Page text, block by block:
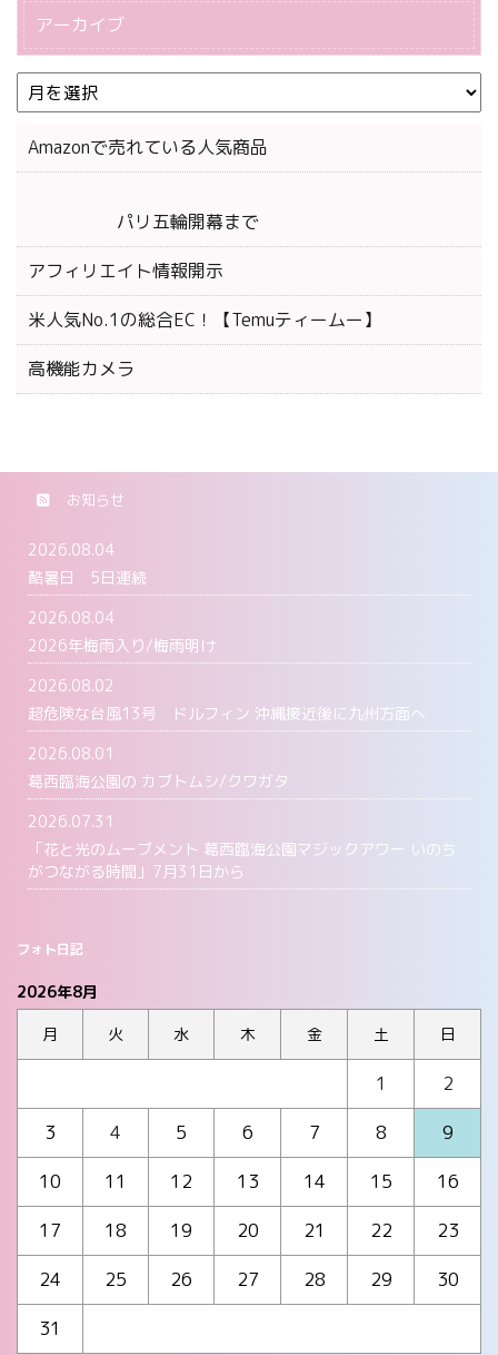
アーカイブ
Amazonで売れている人気商品
パリ五輪開幕まで
アフィリエイト情報開示
米人気No.1の総合EC！【Temuティームー】
高機能カメラ
お知らせ
2026.08.04
酷暑日 5日連続
2026.08.04
2026年梅雨入り/梅雨明け
2026.08.02
超危険な台風13号 ドルフィン 沖縄接近後に九州方面へ
2026.08.01
葛西臨海公園の カブトムシ/クワガタ
2026.07.31
「花と光のムーブメント 葛西臨海公園マジックアワー いのち
がつながる時間」7月31日から
フォト日記
2026年8月
月
火 水 木 金 土 日
1
2
3
4 5 6 7 8
9
10
11 12 13 14 15
16
17
18 19 20 21 22
23
24
25 26 27 28 29
30
31